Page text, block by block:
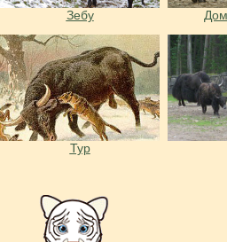
Зебу
Тур